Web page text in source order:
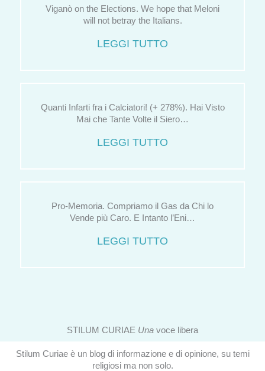
Viganò on the Elections. We hope that Meloni
will not betray the Italians.
LEGGI TUTTO
Quanti Infarti fra i Calciatori! (+ 278%). Hai Visto
Mai che Tante Volte il Siero…
LEGGI TUTTO
Pro-Memoria. Compriamo il Gas da Chi lo
Vende più Caro. E Intanto l’Eni…
LEGGI TUTTO
STILUM CURIAE Una voce libera
Stilum Curiae è un blog di informazione e di opinione, su temi
religiosi ma non solo.